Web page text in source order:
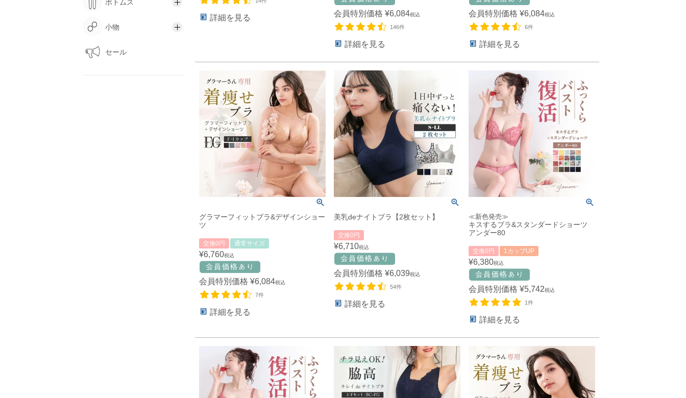
ボトムス
小物
セール
詳細を見る 会員特別価格 ¥6,084税込
146件
詳細を見る
会員特別価格 ¥6,084税込
6件
詳細を見る
グラマーフィットブラ&デザインショー
ツ
交換0円 通常サイズ
¥6,760税込
会員特別価格 ¥6,084税込
7件
詳細を見る
美乳deナイトブラ【2枚セット】
交換0円
¥6,710税込
会員特別価格 ¥6,039税込
54件
詳細を見る
≪新色発売≫
キスするブラ&スタンダードショーツ
アンダー80
交換0円 1カップUP
¥6,380税込
会員特別価格 ¥5,742税込
1件
詳細を見る